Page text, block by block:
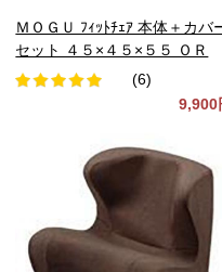
ＭＯＧＵ ﾌｨｯﾄﾁｪｱ 本体＋カバ
セット ４５×４５×５５ ＯＲ
(6)
9,900